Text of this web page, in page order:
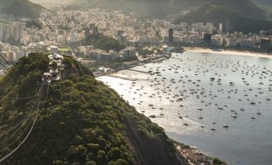
MUBB DESIGN STUDIO –
INTERIORISMO & DECORACIÓN